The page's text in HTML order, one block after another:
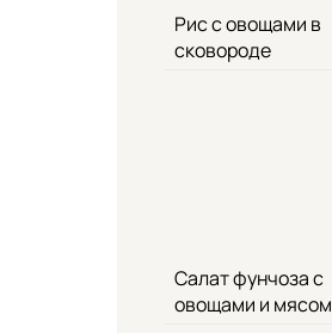
Рис с овощами в
сковороде
Салат фунчоза с
овощами и мясом